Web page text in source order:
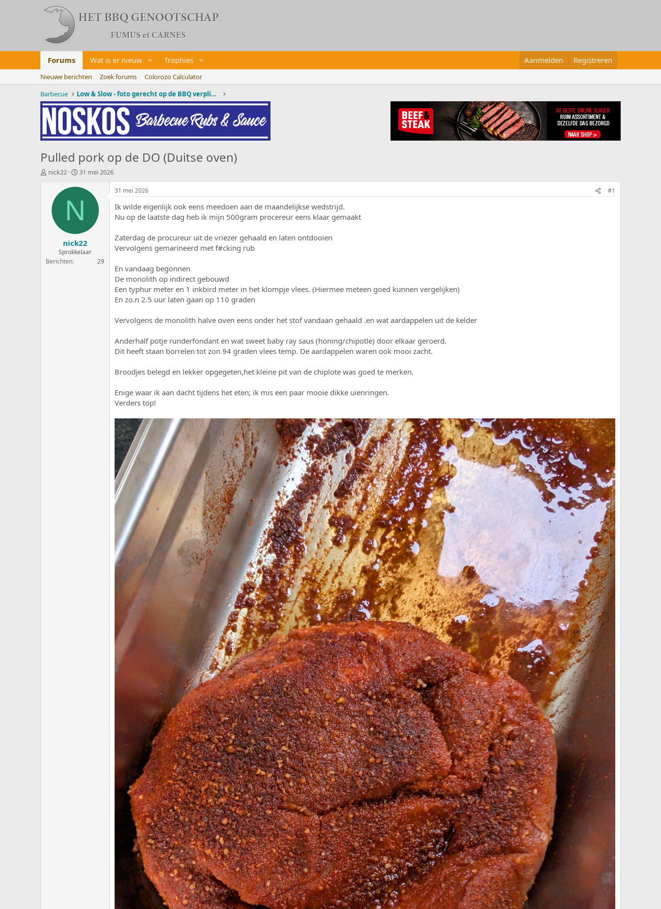
Forums Wat is er nieuw Trophies Aanmelden Registreren
Nieuwe berichten Zoek forums
Colorozo Calculator
Barbecue
Low & Slow - foto gerecht op de BBQ verplicht!
Pulled pork op de DO (Duitse oven)
O
w
t
nick22
S
a
d
t
u
m
31 mei 2026
N
nick22
Sprokkelaar
Berichten
29
31 mei 2026 #1
Ik wilde eigenlijk ook eens meedoen aan de maandelijkse wedstrijd.
Nu op de laatste dag heb ik mijn 500gram procereur eens klaar gemaakt
Zaterdag de procureur uit de vriezer gehaald en laten ontdooien
Vervolgens gemarineerd met f#cking rub
En vandaag begonnen
De monolith op indirect gebouwd
Een typhur meter en 1 inkbird meter in het klompje vlees. (Hiermee meteen goed kunnen vergelijken)
En zo.n 2.5 uur laten gaan op 110 graden
Vervolgens de monolith halve oven eens onder het stof vandaan gehaald .en wat aardappelen uit de kelder
Anderhalf potje runderfondant en wat sweet baby ray saus (honing/chipotle) door elkaar geroerd.
Dit heeft staan borrelen tot zon 94 graden vlees temp. De aardappelen waren ook mooi zacht.
Broodjes belegd en lekker opgegeten,het kleine pit van de chiplote was goed te merken.
Enige waar ik aan dacht tijdens het eten; ik mis een paar mooie dikke uienringen.
Verders top!